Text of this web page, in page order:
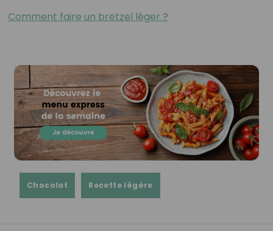
Comment faire un bretzel léger ?
Chocolat Recette légère